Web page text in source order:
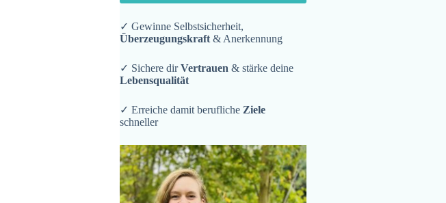
✓ Gewinne Selbstsicherheit,
Überzeugungskraft & Anerkennung
✓ Sichere dirVertrauen & stärke deine
Lebensqualität
✓ Erreiche damit berufliche Ziele
schneller